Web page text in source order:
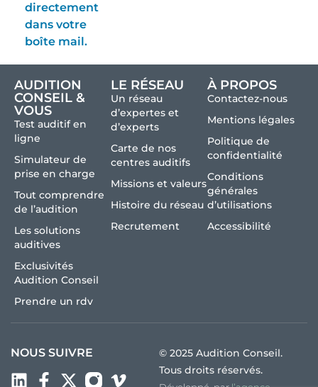
directement
dans votre
boîte mail.
AUDITION
CONSEIL &
VOUS
Test auditif en
ligne
Simulateur de
prise en charge
Tout comprendre
de l’audition
Les solutions
auditives
Exclusivités
Audition Conseil
Prendre un rdv
LE RÉSEAU
Un réseau
d’expertes et
d’experts
Carte de nos
centres auditifs
Missions et valeurs
Histoire du réseau
Recrutement
À PROPOS
Contactez-nous
Mentions légales
Politique de
confidentialité
Conditions
générales
d’utilisations
Accessibilité
NOUS SUIVRE
© 2025 Audition Conseil.
Tous droits réservés.